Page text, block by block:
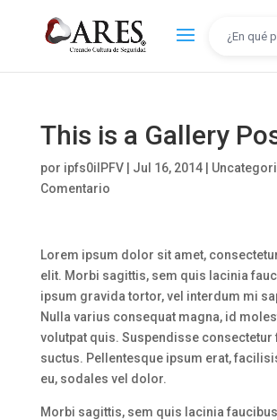
This is a Gallery
por ipfs0iIPFV| Jul 16, 2014|
Comentario
Lorem ipsum dolor sit amet,
elit. Morbi sagittis, sem quis lacinia
ipsum gravida tortor, vel interdum mi
Nulla varius consequat magna, id
volutpat quis. Suspendisse
suctus. Pellentesque ipsum erat,
eu, sodales vel dolor.
Morbi sagittis, sem quis lacinia